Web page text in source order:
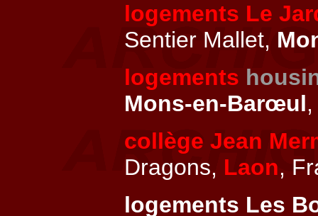
logements Le
Sentier Mallet,
logements
Mons-en-Barœul
collège Jean
Dragons, Laon,
logements Les